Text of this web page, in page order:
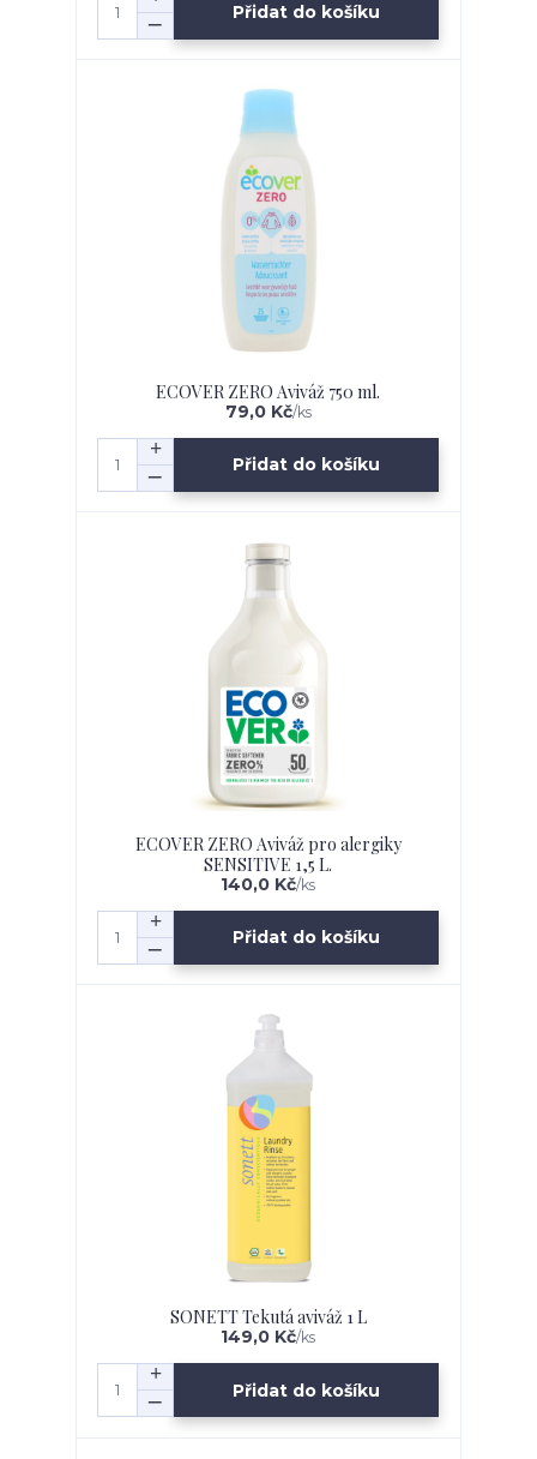
Přidat do košíku
ECOVER ZERO Aviváž 750 ml.
79,0 Kč/ks
Přidat do košíku
ECOVER ZERO Aviváž pro alergiky
SENSITIVE 1,5 L.
140,0 Kč/ks
Přidat do košíku
SONETT Tekutá aviváž 1 L
149,0 Kč/ks
Přidat do košíku